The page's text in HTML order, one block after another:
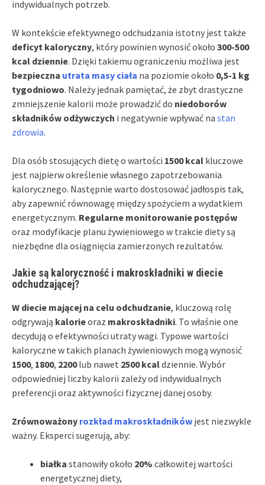
indywidualnych potrzeb.
W kontekście efektywnego odchudzania istotny jest także
deficyt kaloryczny, który powinien wynosić około 300-500
kcal dziennie. Dzięki takiemu ograniczeniu możliwa jest
bezpieczna utrata masy ciała na poziomie około 0,5-1 kg
tygodniowo. Należy jednak pamiętać, że zbyt drastyczne
zmniejszenie kalorii może prowadzić do niedoborów
składników odżywczych i negatywnie wpływać na stan
zdrowia.
Dla osób stosujących dietę o wartości 1500 kcal kluczowe
jest najpierw określenie własnego zapotrzebowania
kalorycznego. Następnie warto dostosować jadłospis tak,
aby zapewnić równowagę między spożyciem a wydatkiem
energetycznym. Regularne monitorowanie postępów
oraz modyfikacje planu żywieniowego w trakcie diety są
niezbędne dla osiągnięcia zamierzonych rezultatów.
Jakie są kaloryczność i makroskładniki w diecie
odchudzającej?
W diecie mającej na celu odchudzanie, kluczową rolę
odgrywają kalorieoraz makroskładniki. To właśnie one
decydują o efektywności utraty wagi. Typowe wartości
kaloryczne w takich planach żywieniowych mogą wynosić
1500, 1800, 2200lub nawet 2500 kcaldziennie. Wybór
odpowiedniej liczby kalorii zależy od indywidualnych
preferencji oraz aktywności fizycznej danej osoby.
Zrównoważony rozkład makroskładników jest niezwykle
ważny. Eksperci sugerują, aby:
białka stanowiły około 20% całkowitej wartości
energetycznej diety,